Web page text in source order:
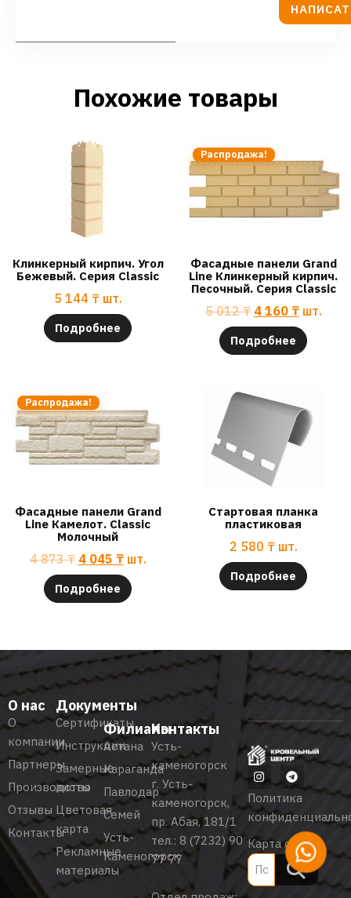
Похожие товары
Клинкерный кирпич. Угол
Бежевый. Серия Classic
5 144 ₸ шт.
Подробнее
Распродажа!
Фасадные панели Grand
Line Клинкерный кирпич.
Песочный. Серия Classic
5 012₸ 4 160 ₸ шт.
Подробнее
Распродажа!
Фасадные панели Grand
Line Камелот. Classic
Молочный
4 873₸ 4 045 ₸ шт.
Подробнее
Стартовая планка
пластиковая
2 580 ₸ шт.
Подробнее
О нас
О
компании
Партнеры
Производство
Отзывы
Контакты
Документы
Сертификаты
Инструкции
Замерные
листы
Цветовая
карта
Рекламные
материалы
Филиалы
Астана
Караганда
Павлодар
Семей
Усть-
Каменогорск
Контакты
Усть-
каменогорск
г. Усть-
каменогорск,
пр. Абая, 181/1
тел.: 8 (7232) 90
77 77
Политика
Карта сайта